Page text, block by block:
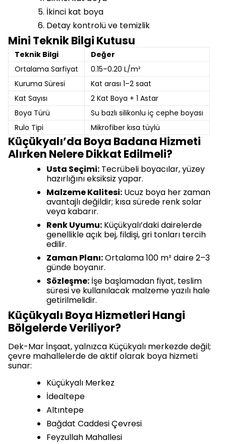
İkinci kat boya
Detay kontrolü ve temizlik
Mini Teknik Bilgi Kutusu
Teknik Bilgi
Değer
Ortalama Sarfiyat
0.15–0.20 L/m²
Kuruma Süresi
Kat arası 1–2 saat
Kat Sayısı
2 Kat Boya + 1 Astar
Boya Türü
Su bazlı silikonlu iç cephe boyası
Rulo Tipi
Mikrofiber kısa tüylü
Küçükyalı’da Boya Badana Hizmeti
Alırken Nelere Dikkat Edilmeli?
Usta Seçimi: Tecrübeli boyacılar, yüzey
hazırlığını eksiksiz yapar.
Malzeme Kalitesi: Ucuz boya her zaman
avantajlı değildir; kısa sürede renk solar
veya kabarır.
Renk Uyumu: Küçükyalı’daki dairelerde
genellikle açık bej, fildişi, gri tonları tercih
edilir.
Zaman Planı:Ortalama 100 m² daire 2–3
günde boyanır.
Sözleşme: İşe başlamadan fiyat, teslim
süresi ve kullanılacak malzeme yazılı hale
getirilmelidir.
Küçükyalı Boya Hizmetleri Hangi
Bölgelerde Veriliyor?
Dek-Mar İnşaat, yalnızca Küçükyalı merkezde değil;
çevre mahallelerde de aktif olarak boya hizmeti
sunar:
Küçükyalı Merkez
İdealtepe
Altıntepe
Bağdat Caddesi Çevresi
Feyzullah Mahallesi